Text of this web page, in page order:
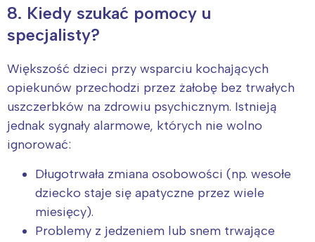
8. Kiedy szukać pomocy u
specjalisty?
Większość dzieci przy wsparciu kochających
opiekunów przechodzi przez żałobę bez trwałych
uszczerbków na zdrowiu psychicznym. Istnieją
jednak sygnały alarmowe, których nie wolno
ignorować:
Długotrwała zmiana osobowości (np. wesołe
dziecko staje się apatyczne przez wiele
miesięcy).
Problemy z jedzeniem lub snem trwające